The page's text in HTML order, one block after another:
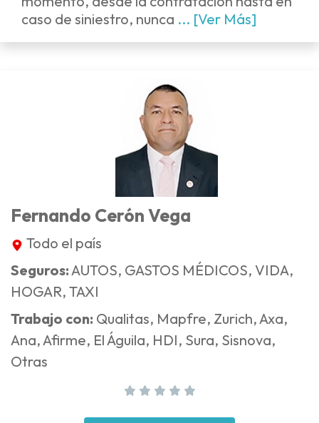
caso de siniestro, nunca ... [Ver Más]
Fernando Cerón Vega
Todo el país
Seguros:AUTOS, GASTOS MÉDICOS, VIDA,
HOGAR, TAXI
Trabajo con: Qualitas, Mapfre, Zurich, Axa,
Ana, Afirme, El Águila, HDI, Sura, Sisnova,
Otras